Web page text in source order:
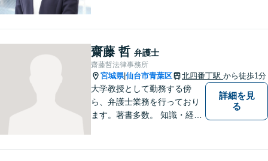
料請求／親権・養育費【労働
問題】マタハラなど女性特有
のトラブルに迅速に対応【初
回相談無料】
齋藤 哲 弁護士
齋藤哲法律事務所
宮城県|仙台市青葉区 北四番丁駅 から徒歩1分
大学教授として勤務する傍
ら、弁護士業務を行っており
ます。著書多数。 知識・経験
詳細を見
る